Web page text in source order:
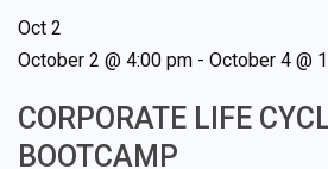
Oct 2
October 2 @ 4:00 pm - October 4 @
CORPORATE LIFE
BOOTCAMP